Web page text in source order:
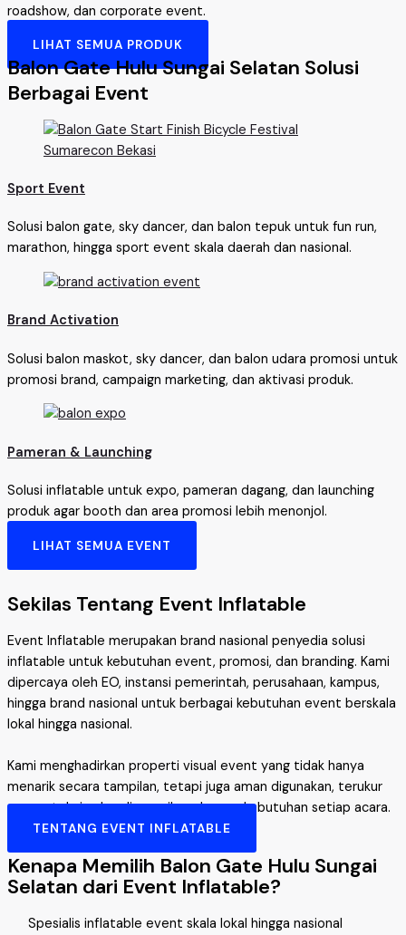
roadshow, dan corporate event.
LIHAT SEMUA PRODUK
Balon Gate Hulu Sungai Selatan Solusi
Berbagai Event
Sport Event
Solusi balon gate, sky dancer, dan balon tepuk untuk fun run,
marathon, hingga sport event skala daerah dan nasional.
Brand Activation
Solusi balon maskot, sky dancer, dan balon udara promosi untuk
promosi brand, campaign marketing, dan aktivasi produk.
Pameran & Launching
Solusi inflatable untuk expo, pameran dagang, dan launching
produk agar booth dan area promosi lebih menonjol.
LIHAT SEMUA EVENT
Sekilas Tentang Event Inflatable
Event Inflatable merupakan brand nasional penyedia solusi
inflatable untuk kebutuhan event, promosi, dan branding. Kami
dipercaya oleh EO, instansi pemerintah, perusahaan, kampus,
hingga brand nasional untuk berbagai kebutuhan event berskala
lokal hingga nasional.
Kami menghadirkan properti visual event yang tidak hanya
menarik secara tampilan, tetapi juga aman digunakan, terukur
secara teknis, dan disesuaikan dengan kebutuhan setiap acara.
TENTANG EVENT INFLATABLE
Kenapa Memilih Balon Gate Hulu Sungai
Selatan dari Event Inflatable?
Spesialis inflatable event skala lokal hingga nasional